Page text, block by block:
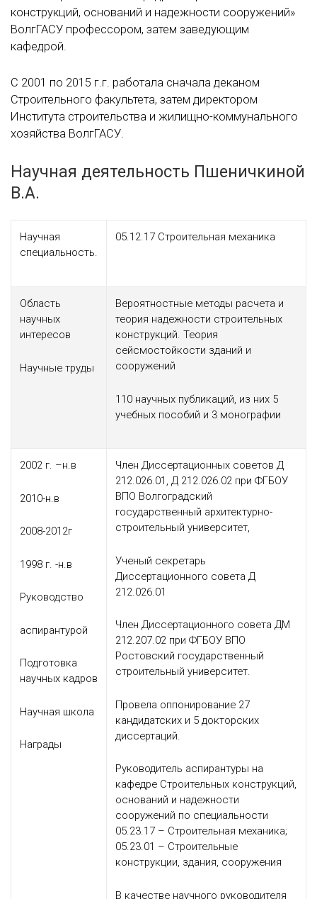
конструкций, оснований и надежности сооружений»
ВолгГАСУ профессором, затем заведующим
кафедрой.
С 2001 по 2015 г.г. работала сначала деканом
Строительного факультета, затем директором
Института строительства и жилищно-коммунального
хозяйства ВолгГАСУ.
Научная деятельность Пшеничкиной
В.А.
Научная
специальность.
05.12.17 Строительная механика
Область
научных
интересов
Научные труды
Вероятностные методы расчета и
теория надежности строительных
конструкций. Теория
сейсмостойкости зданий и
сооружений
110 научных публикаций, из них 5
учебных пособий и 3 монографии
2002 г. –н.в
2010-н.в
2008-2012г
1998 г. -н.в
Руководство
аспирантурой
Подготовка
научных кадров
Научная школа
Награды
Член Диссертационных советов Д
212.026.01, Д 212.026.02 при ФГБОУ
ВПО Волгоградский
государственный архитектурно-
строительный университет,
Ученый секретарь
Диссертационного совета Д
212.026.01
Член Диссертационного совета ДМ
212.207.02 при ФГБОУ ВПО
Ростовский государственный
строительный университет.
Провела оппонирование 27
кандидатских и 5 докторских
диссертаций.
Руководитель аспирантуры на
кафедре Строительных конструкций,
оснований и надежности
сооружений по специальности
05.23.17 – Строительная механика;
05.23.01 – Строительные
конструкции, здания, сооружения
В качестве научного руководителя